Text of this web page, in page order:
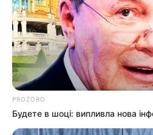
Культура
Нам пишуть
Партнерські матеріали
Події
Політика
PROZORO
Будете в шоці: випливла нова